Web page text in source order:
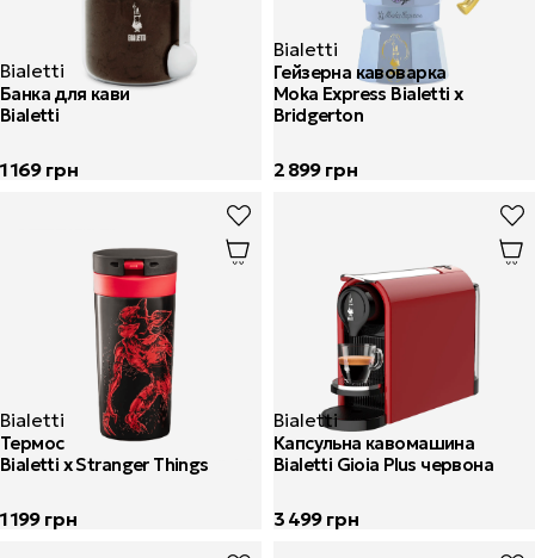
Банка для кави
Bialetti
Bialetti
1 169грн
Гейзерна кавоварка
Moka Express Bialetti x
Bridgerton
Bialetti
2 899грн
Термос
Bialetti x Stranger Things
Bialetti
1 199грн
Капсульна кавомашина
Bialetti Gioia Plus червона
Bialetti
3 499грн